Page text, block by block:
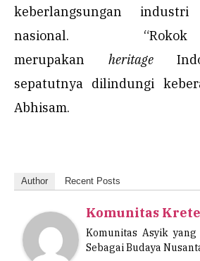
keberlangsungan
nasional.
merupakan heritage
sepatutnya dilindungi
Abhisam.
Author Recent Posts
Komunitas
Komunitas Asyik
Sebagai Budaya